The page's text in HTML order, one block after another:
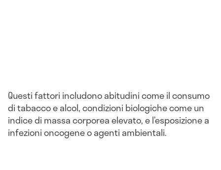
Questi fattori includono abitudini come il consumo
di tabacco e alcol, condizioni biologiche come un
indice di massa corporea elevato, e l’esposizione a
infezioni oncogene o agenti ambientali.